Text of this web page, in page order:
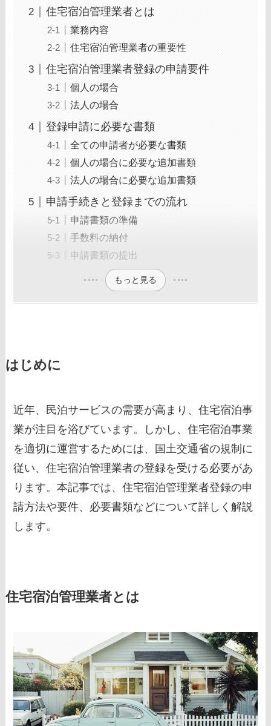
住宅宿泊管理業者とは
業務内容
住宅宿泊管理業者の重要性
住宅宿泊管理業者登録の申請要件
個人の場合
法人の場合
登録申請に必要な書類
全ての申請者が必要な書類
個人の場合に必要な追加書類
法人の場合に必要な追加書類
申請手続きと登録までの流れ
申請書類の準備
手数料の納付
申請書類の提出
もっと見る
はじめに
近年、民泊サービスの需要が高まり、住宅宿泊事
業が注目を浴びています。しかし、住宅宿泊事業
を適切に運営するためには、国土交通省の規制に
従い、住宅宿泊管理業者の登録を受ける必要があ
ります。本記事では、住宅宿泊管理業者登録の申
請方法や要件、必要書類などについて詳しく解説
します。
住宅宿泊管理業者とは